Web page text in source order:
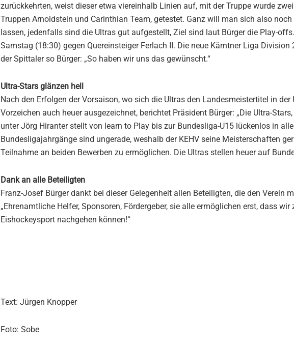
zurückkehrten, weist dieser etwa viereinhalb Linien auf, mit der Truppe wurde
Truppen Arnoldstein und Carinthian Team, getestet. Ganz will man sich also
lassen, jedenfalls sind die Ultras gut aufgestellt, Ziel sind laut Bürger die Play-
Samstag (18:30) gegen Quereinsteiger Ferlach II. Die neue Kärntner Liga
der Spittaler so Bürger: „So haben wir uns das gewünscht.“
Ultra-Stars glänzen hell
Nach den Erfolgen der Vorsaison, wo sich die Ultras den Landesmeistertitel in der
Vorzeichen auch heuer ausgezeichnet, berichtet Präsident Bürger: „Die Ultra-
unter Jörg Hiranter stellt von learn to Play bis zur Bundesliga-U15 lückenlos in
Bundesligajahrgänge sind ungerade, weshalb der KEHV seine Meisterschaften
Teilnahme an beiden Bewerben zu ermöglichen. Die Ultras stellen heuer auf
Dank an alle Beteiligten
Franz-Josef Bürger dankt bei dieser Gelegenheit allen Beteiligten, die den Verein
„Ehrenamtliche Helfer, Sponsoren, Fördergeber, sie alle ermöglichen erst, dass
Eishockeysport nachgehen können!“
Text: Jürgen Knopper
Foto: Sobe